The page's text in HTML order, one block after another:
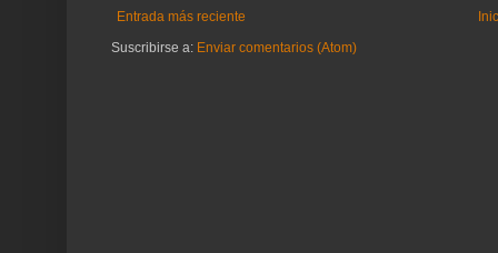
Entrada más reciente
Suscribirse a: Enviar comentarios (Atom)